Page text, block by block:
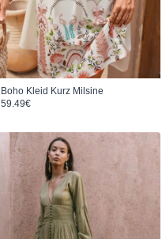
Boho Kleid Kurz Milsine
59.49€